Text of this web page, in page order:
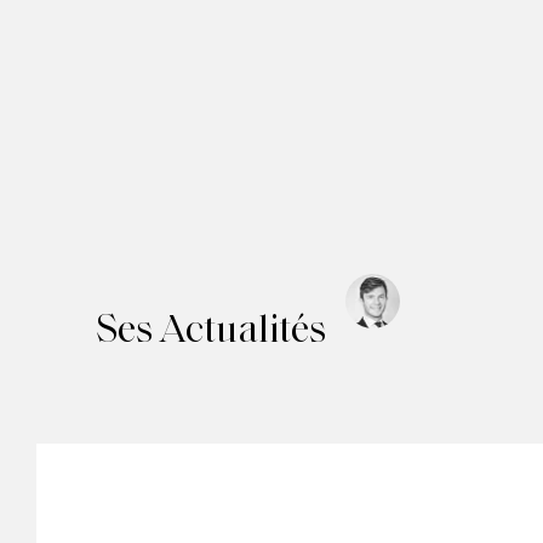
Ses Actualités